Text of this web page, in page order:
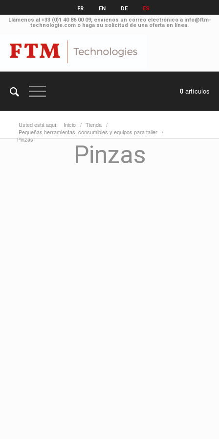
FR EN DE
ES
Llámenos al +33 (0)1 40 86 00 09, envíenos un correo electrónico a info@ftm-
technologie.com o haga su solicitud de una oferta en línea.
0 artículos
Usted está aquí: Inicio / Tienda /
Pequeñas herramientas, consumibles y equipos para taller /
Pinzas
Pinzas